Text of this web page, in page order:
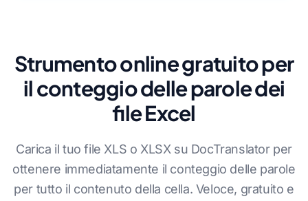
Strumento online gratuito per
il conteggio delle parole dei
file Excel
Carica il tuo file XLS o XLSX su DocTranslator per
ottenere immediatamente il conteggio delle parole
per tutto il contenuto della cella. Veloce, gratuito e